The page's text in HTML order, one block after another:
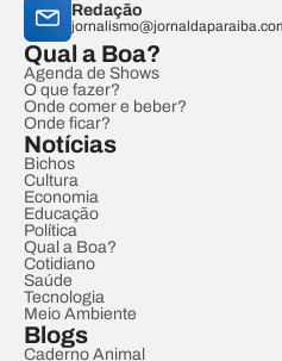
Redação
Qual a Boa?
Agenda de Shows
O que fazer?
Onde comer e beber?
Onde ficar?
Notícias
Bichos
Cultura
Economia
Educação
Política
Qual a Boa?
Cotidiano
Saúde
Tecnologia
Meio Ambiente
Blogs
Caderno Animal